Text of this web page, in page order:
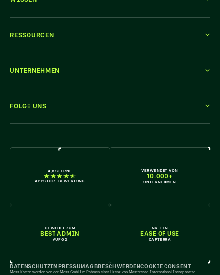
4,6 STERNE
APPSTORE BEWERTUNG
VERWENDET VON
10.000+
UNTERNEHMEN
GEWÄHLT ZUM
BEST ADMIN
AUF G2
NR. 1 IN
EASE OF USE
CAPTERRA
RESSOURCEN
UNTERNEHMEN
FOLGE UNS
DATENSCHUTZIMPRESSUMAGBBESCHWERDENCOOKIE CONSENT
Moss Karten werden von der Moss GmbH im Rahmen einer Lizenz von Mastercard International Incorporated